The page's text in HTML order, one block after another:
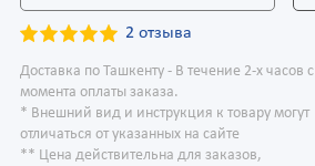
2 отзыва
Доставка по Ташкенту - В течение 2-х часов с
момента оплаты заказа.
* Внешний вид и инструкция к товару могут
отличаться от указанных на сайте
** Цена действительна для заказов,